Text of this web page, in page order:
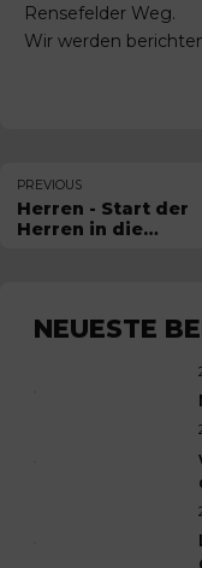
Rensefelder Weg.
Wir werden
PREVIOUS
Herren - Start der
Herren in die
NEUESTE